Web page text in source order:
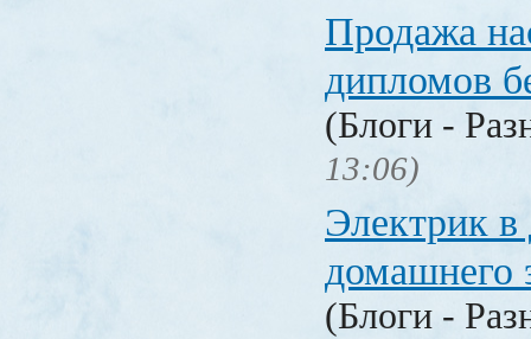
Продажа
дипломов
(Блоги -
13:06)
Электрик в
домашнего
(Блоги -